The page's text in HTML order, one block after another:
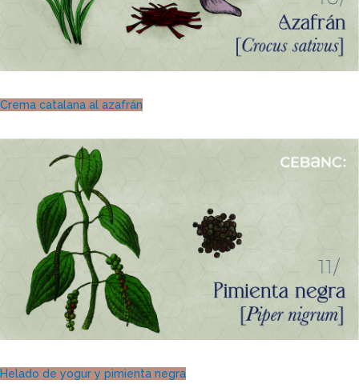
Crema catalana al azafrán
Helado de yogur y pimienta negra